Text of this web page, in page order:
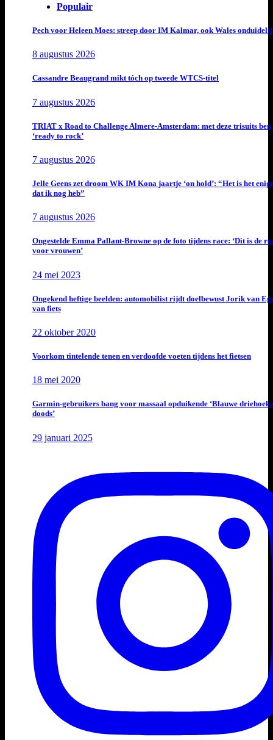
Populair
Pech voor Heleen Moes: streep door IM Kalmar, ook Wales
8 augustus 2026
Cassandre Beaugrand mikt tóch op tweede WTCS-titel
7 augustus 2026
TRIAT x Road to Challenge Almere-Amsterdam: met deze trisuits ben
‘ready to rock’
7 augustus 2026
Jelle Geens zet droom WK IM Kona jaartje ‘on hold’: “Het is het
dat ik nog heb”
7 augustus 2026
Ongestelde Emma Pallant-Browne op de foto tijdens race: ‘Dit is de
voor vrouwen’
24 mei 2023
Ongekend heftige beelden: automobilist rijdt doelbewust Jorik van
van fiets
22 oktober 2020
Voorkom tintelende tenen en verdoofde voeten tijdens het fietsen
18 mei 2020
Garmin-gebruikers bang voor massaal opduikende ‘Blauwe driehoek
doods’
29 januari 2025